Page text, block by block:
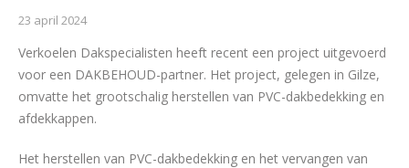
23 april 2024
Verkoelen Dakspecialisten heeft recent een project uitgevoerd
voor een DAKBEHOUD-partner. Het project, gelegen in Gilze,
omvatte het grootschalig herstellen van PVC-dakbedekking en
afdekkappen.
Het herstellen van PVC-dakbedekking en het vervangen van